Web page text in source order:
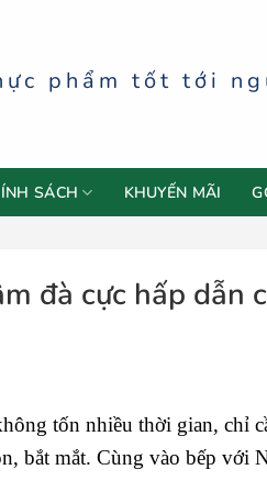
phẩm tốt tới
SÁCH KHUYẾN MÃI
đà cực hấp dẫn
tốn nhiều thời gian, chỉ
bắt mắt. Cùng vào bếp với